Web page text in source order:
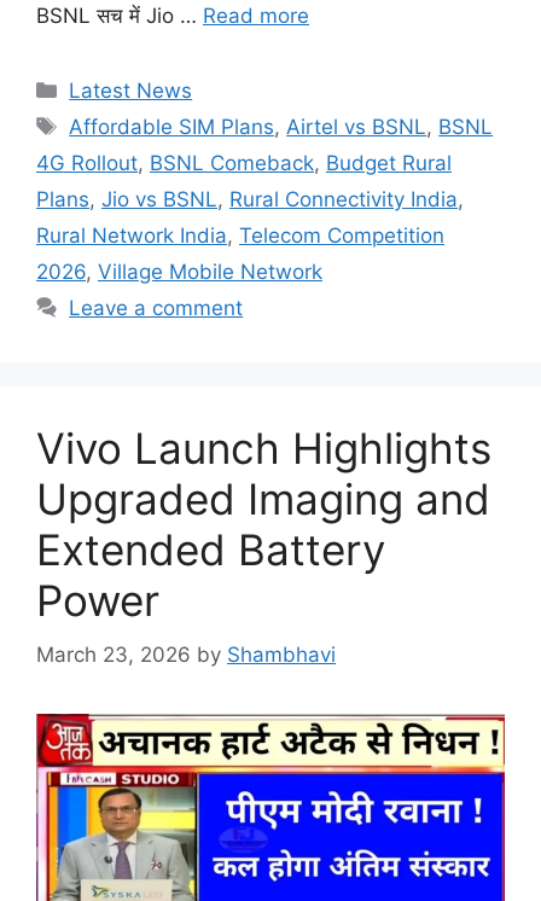
BSNL सच में Jio … Read more
Categories
Latest News
Tags
Affordable SIM Plans,Airtel vs BSNL, BSNL
4G Rollout, BSNL Comeback, Budget Rural
Plans, Jio vs BSNL, Rural Connectivity India,
Rural Network India, Telecom Competition
2026, Village Mobile Network
Leave a comment
Vivo Launch Highlights
Upgraded Imaging and
Extended Battery
Power
March 23, 2026 by Shambhavi